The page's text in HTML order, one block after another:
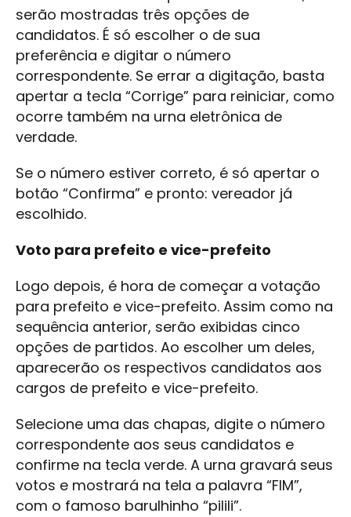
serão mostradas três opções de
candidatos. É só escolher o de sua
preferência e digitar o número
correspondente. Se errar a digitação, basta
apertar a tecla “Corrige” para reiniciar, como
ocorre também na urna eletrônica de
verdade.
Se o número estiver correto, é só apertar o
botão “Confirma” e pronto: vereador já
escolhido.
Voto para prefeito e vice-prefeito
Logo depois, é hora de começar a votação
para prefeito e vice-prefeito. Assim como na
sequência anterior, serão exibidas cinco
opções de partidos. Ao escolher um deles,
aparecerão os respectivos candidatos aos
cargos de prefeito e vice-prefeito.
Selecione uma das chapas, digite o número
correspondente aos seus candidatos e
confirme na tecla verde. A urna gravará seus
votos e mostrará na tela a palavra “FIM”,
com o famoso barulhinho “pilili”.